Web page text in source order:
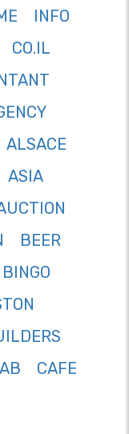
INFO
CO.IL
ALSACE
ASIA
BEER
BINGO
CAFE